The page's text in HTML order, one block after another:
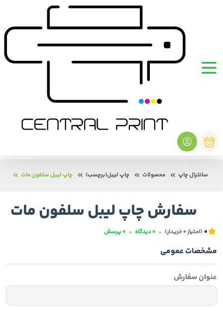
سانترال چاپ محصولات چاپ لیبل(برچسب) چاپ لیبل سلفون مات
سفارش چاپ لیبل سلفون مات
0 (امتیاز0خریدار) 0دیدگاه 0پرسش
مشخصات عمومی
عنوان سفارش